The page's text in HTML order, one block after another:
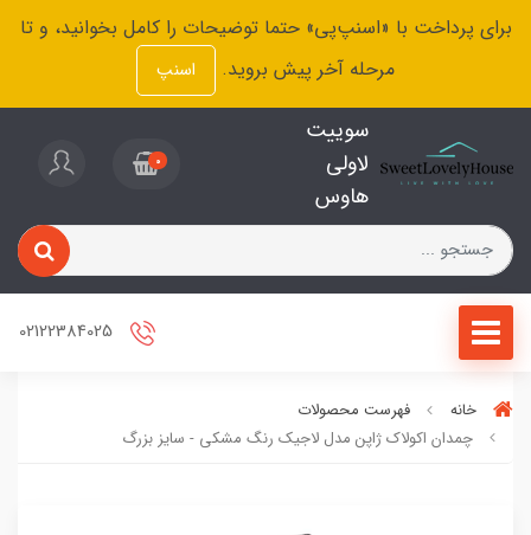
برای پرداخت با «اسنپ‌پی» حتما توضیحات را کامل بخوانید، و تا
مرحله آخر پیش بروید.
اسنپ
سوییت
لاولی
هاوس
0
خانه
فهرست محصولات
چمدان اکولاک ژاپن مدل لاجیک رنگ مشکی - سایز بزرگ